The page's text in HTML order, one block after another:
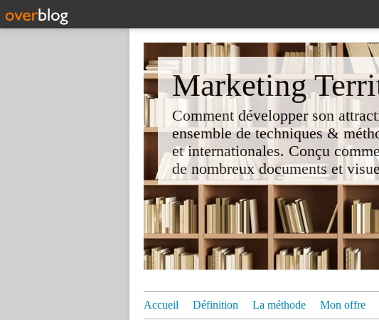
Marketing
Comment développer son
ensemble de techniques &
et internationales. Conçu
de nombreux documents et
Accueil Définition La méthode Mon offre